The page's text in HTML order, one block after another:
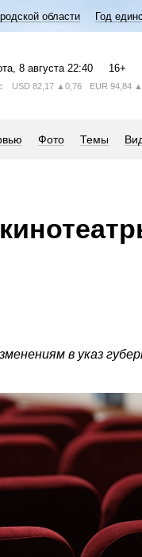
области Год
, 8 августа 22:40 16+
USD 82,17 ▲0,76 EUR 94,84
Фото Темы
в указ